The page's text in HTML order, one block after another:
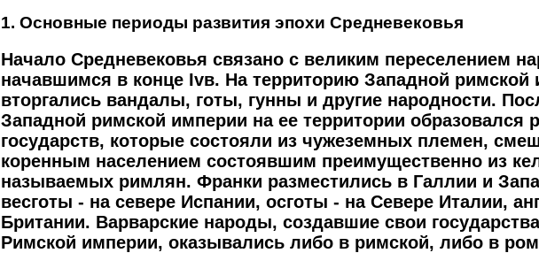
1. Основные периоды развития эпохи Средневековья
Начало Средневековья связано с великим переселением
начавшимся в конце Ivв. На территорию Западной римской
вторгались вандалы, готы, гунны и другие народности.
Западной римской империи на ее территории образовался
государств, которые состояли из чужеземных племен,
коренным населением состоявшим преимущественно из
называемых римлян. Франки разместились в Галлии и
весготы - на севере Испании, осготы - на Севере Италии,
Британии. Варварские народы, создавшие свои
Римской империи, оказывались либо в римской, либо в